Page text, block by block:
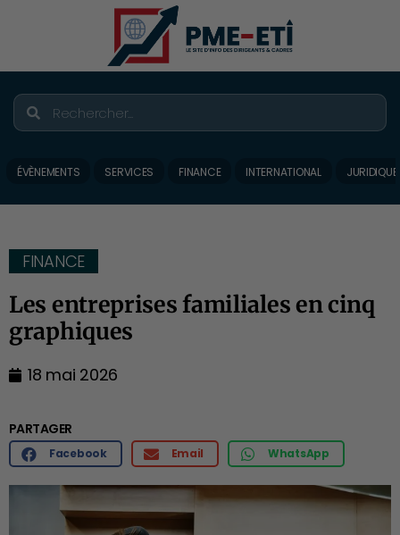
ÉVÈNEMENTS SERVICES FINANCE INTERNATIONAL JURIDIQUE
FINANCE
Les entreprises familiales en cinq
graphiques
18 mai 2026
PARTAGER
Facebook Email WhatsApp